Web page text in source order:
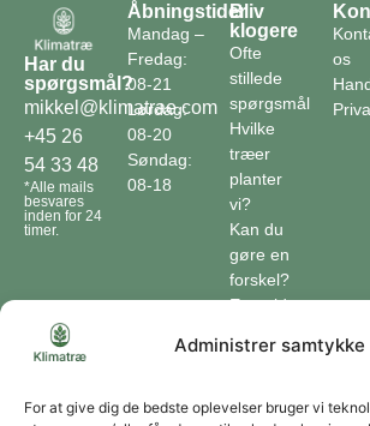
Administrer samtykke
For at give dig de bedste oplevelser bruger vi
Har du
spørgsmål?
mikkel@klimatrae.com
+45 26
54 33 48
*Alle mails
besvares
inden for 24
timer.
Åbningstider
Mandag –
Fredag:
08-21
Lørdag:
08-20
Søndag:
08-18
Bliv
klogere
Ofte
stillede
spørgsmål
Hvilke
træer
planter
vi?
Kan du
gøre en
forskel?
En guide
Klimaordbogen
optager
os